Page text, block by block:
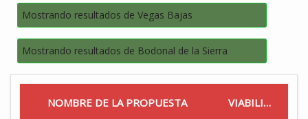
Mostrando resultados de Vegas Bajas
Mostrando resultados de Bodonal de la Sierra
NOMBRE DE LA PROPUESTA VIABILIDAD